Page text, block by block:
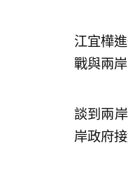
江宜樺
戰與兩
談到兩
岸政府